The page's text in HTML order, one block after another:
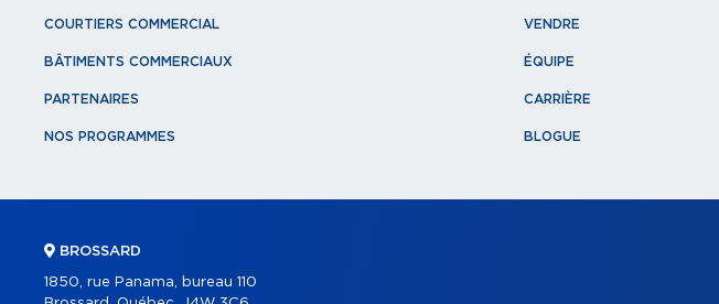
COURTIERS COMMERCIAL
BÂTIMENTS COMMERCIAUX
PARTENAIRES
NOS PROGRAMMES
VENDRE
ÉQUIPE
CARRIÈRE
BLOGUE
BROSSARD
1850, rue Panama, bureau 110